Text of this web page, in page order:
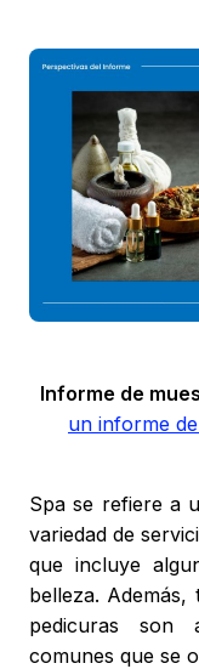
Informe de
un informe
Spa se refiere a
variedad de
que incluye
belleza.
pedicuras son
comunes que se